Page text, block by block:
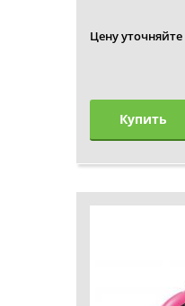
Цену уточняйте
Купить